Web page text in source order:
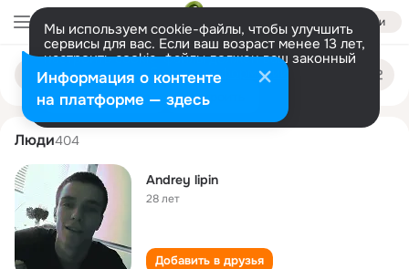
Войти
Мы используем cookie-файлы, чтобы улучшить
сервисы для вас. Если ваш возраст менее 13 лет,
настроить cookie-файлы должен ваш законный
представитель. Больше информации
Разрешить все Настроить
Поиск
людям
andrey lipin
Люди404
Andrey lipin
28 лет
Добавить в друзья
Информация о контенте
на платформе — здесь